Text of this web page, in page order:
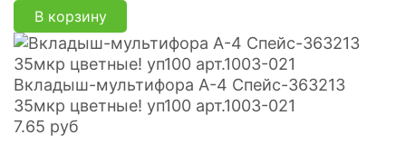
В корзину
Вкладыш-мультифора A-4 Спейс-363213
35мкр цветные! уп100 арт.1003-021
7.65 руб